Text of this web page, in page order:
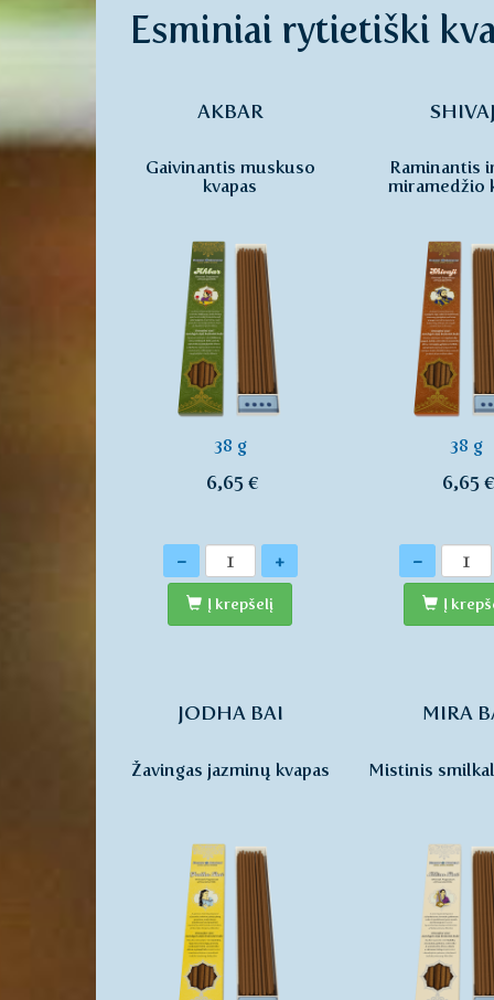
Esminiai rytietiški
AKBAR
Gaivinantis muskuso
kvapas
38 g
6,65 €
Kiekis
- +
Į krepšelį
Raminantis
miramedžio
38 g
6,65 €
Kiekis
-
Į
JODHA BAI
Žavingas jazminų kvapas
MIRA
Mistinis